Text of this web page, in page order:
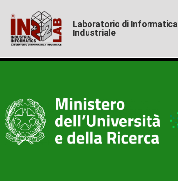
Laboratorio di Informatica
Industriale